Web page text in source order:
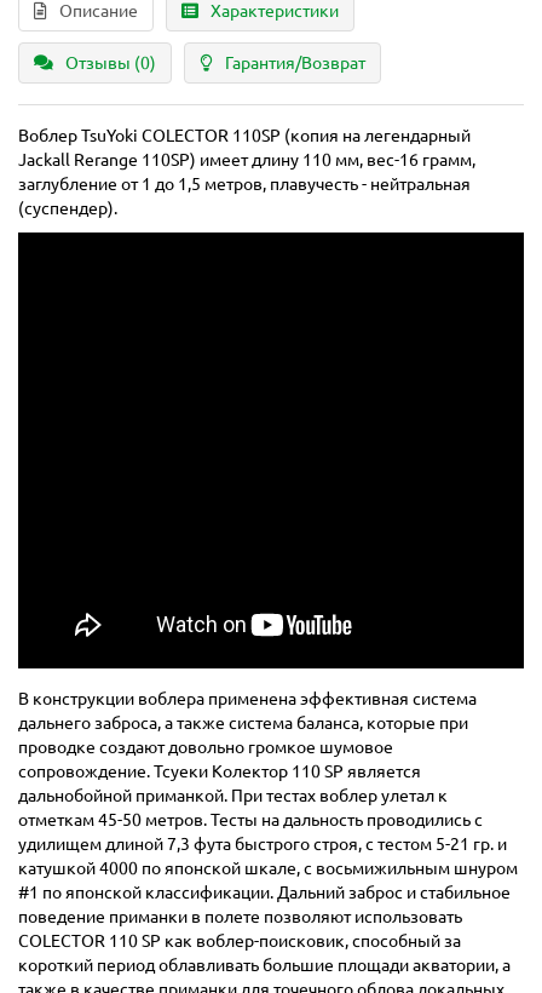
Описание Характеристики
Отзывы (0) Гарантия/Возврат
Воблер TsuYoki COLECTOR 110SP (копия на легендарный
Jackall Rerange 110SP) имеет длину 110 мм, вес-16 грамм,
заглубление от 1 до 1,5 метров, плавучесть - нейтральная
(суспендер).
В конструкции воблера применена эффективная система
дальнего заброса, а также система баланса, которые при
проводке создают довольно громкое шумовое
сопровождение. Тсуеки Колектор 110 SP является
дальнобойной приманкой. При тестах воблер улетал к
отметкам 45-50 метров. Тесты на дальность проводились с
удилищем длиной 7,3 фута быстрого строя, с тестом 5-21 гр. и
катушкой 4000 по японской шкале, с восьмижильным шнуром
#1 по японской классификации. Дальний заброс и стабильное
поведение приманки в полете позволяют использовать
COLECTOR 110 SP как воблер-поисковик, способный за
короткий период облавливать большие площади акватории, а